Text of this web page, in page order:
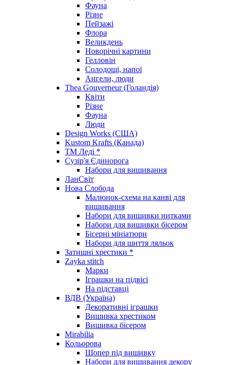
Фауна
Різне
Пейзажі
Флора
Великдень
Новорічні картини
Гелловін
Солодощі, напої
Ангели, люди
Thea Gouverneur (Голандія)
Квіти
Різне
Фауна
Люди
Design Works (США)
Kustom Krafts (Канада)
ТМ Леді *
Сузір'я Єдинорога
Набори для вишивання
ЛанСвіт
Нова Слобода
Малюнок-схема на канві для
вишивання
Набори для вишивки нитками
Набори для вишивки бісером
Бісерні мініатюри
Набори для шиття ляльок
Затишні хрестики *
Zayka stitch
Марки
Іграшки на підвісі
На підставці
ВДВ (Україна)
Декоративні іграшки
Вишивка хрестиком
Вишивка бісером
Mirabilia
Кольорова
Шопер під вишивку
Набори для вишивання декору